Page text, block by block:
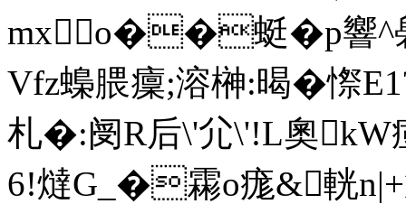
mxo��蜓�p響^ 礐
Vfz蟂腲癛;溶榊:暍�
札�:阌R后\'尣\'!L奧
6!燵G_�霦o痝&輄